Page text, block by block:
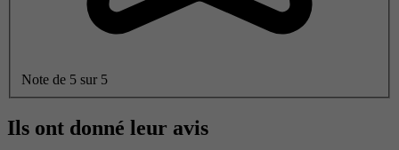
Note de 5 sur 5
Ils ont donné leur avis